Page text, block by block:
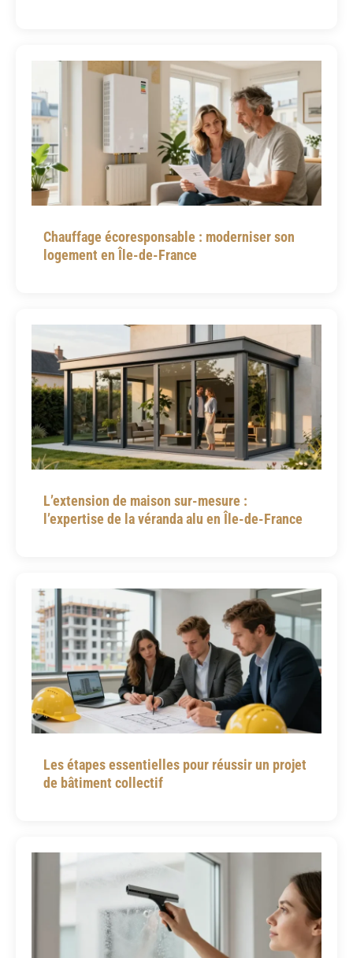
Chauffage écoresponsable : moderniser son
logement en Île-de-France
L’extension de maison sur-mesure :
l’expertise de la véranda alu en Île-de-France
Les étapes essentielles pour réussir un projet
de bâtiment collectif